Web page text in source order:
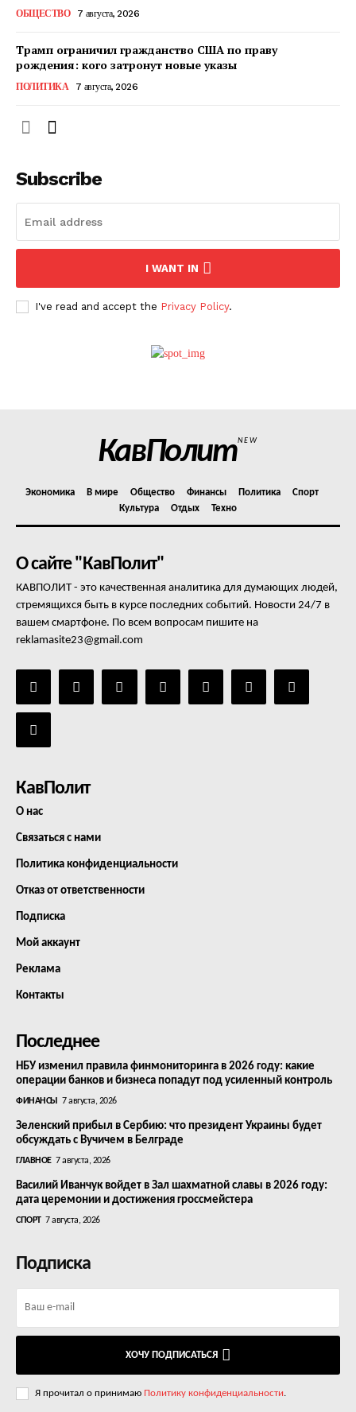
О нас
Политика конфиденциальности
Подписка
Мой аккаунт
ОБЩЕСТВО 7 августа, 2026
Трамп ограничил гражданство США по праву
рождения: кого затронут новые указы
ПОЛИТИКА 7 августа, 2026
Subscribe
I WANT IN
I've read and accept the Privacy Policy.
КавПолитNEW
Экономика В мире Общество Финансы Политика
Спорт
Культура
Отдых Техно
О сайте "КавПолит"
КАВПОЛИТ - это качественная аналитика для думающих людей,
стремящихся быть в курсе последних событий. Новости 24/7 в
вашем смартфоне. По всем вопросам пишите на
reklamasite23@gmail.com
КавПолит
О нас
Связаться с нами
Политика конфиденциальности
Отказ от ответственности
Подписка
Мой аккаунт
Реклама
Контакты
Последнее
НБУ изменил правила финмониторинга в 2026 году: какие
операции банков и бизнеса попадут под усиленный контроль
ФИНАНСЫ 7 августа, 2026
Зеленский прибыл в Сербию: что президент Украины будет
обсуждать с Вучичем в Белграде
ГЛАВНОЕ 7 августа, 2026
Василий Иванчук войдет в Зал шахматной славы в 2026 году:
дата церемонии и достижения гроссмейстера
СПОРТ 7 августа, 2026
Подписка
ХОЧУ ПОДПИСАТЬСЯ
Я прочитал о принимаю Политику конфиденциальности.